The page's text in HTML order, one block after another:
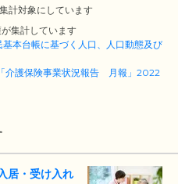
計対象にしています
集計しています
基本台帳に基づく人口、人口動態及び
介護保険事業状況報告 月報」2022
居・受け入れ